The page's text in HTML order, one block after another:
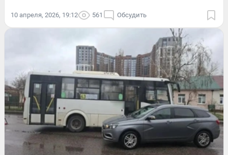
10 апреля, 2026, 19:12 561 Обсудить